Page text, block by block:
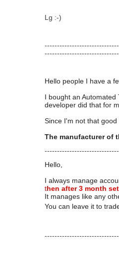
Lg :-)
Hello people I have a
I bought an
developer did that for
Since I'm not that
The manufacturer of
Hello,
I always manage
then after 3 month
It manages like any
You can leave it to